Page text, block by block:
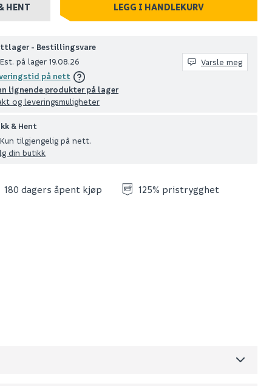
HENT LEGG I HANDLEKURV
- Bestillingsvare
Est. på lager 19.08.26
på nett
lignende produkter på lager
og leveringsmuligheter
Varsle meg
& Hent
Kun tilgjengelig på nett.
din butikk
180 dagers åpent kjøp 125% pristrygghet